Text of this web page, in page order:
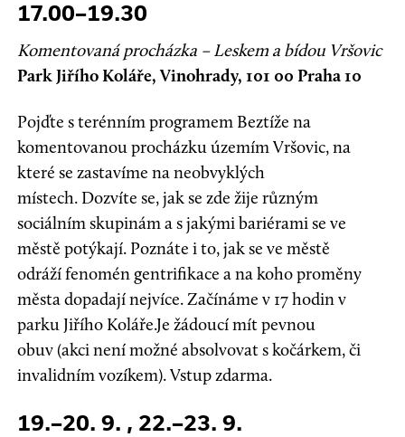
17.00–19.30
Komentovaná procházka – Leskem a bídou Vršovic
Park Jiřího Koláře, Vinohrady, 101 00 Praha 10
Pojďte s terénním programem Beztíže na
komentovanou procházku územím Vršovic, na
které se zastavíme na neobvyklých
místech. Dozvíte se, jak se zde žije různým
sociálním skupinám a s jakými bariérami se ve
městě potýkají. Poznáte i to, jak se ve městě
odráží fenomén gentrifikace a na koho proměny
města dopadají nejvíce. Začínáme v 17 hodin v
parku Jiřího Koláře.Je žádoucí mít pevnou
obuv (akci není možné absolvovat s kočárkem, či
invalidním vozíkem). Vstup zdarma.
19.–20. 9. , 22.–23. 9.